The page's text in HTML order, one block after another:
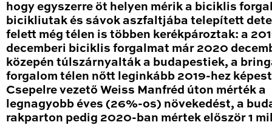
hogy egyszerre öt helyen mérik a biciklis
bicikliutak és sávok aszfaltjába telepített
felett még télen is többen kerékpároztak: a
decemberi biciklis forgalmat már 2020
közepén túlszárnyalták a budapestiek, a
forgalom télen nőtt leginkább 2019-hez
Csepelre vezető Weiss Manfréd úton mérték a
legnagyobb éves (26%-os) növekedést, a
rakparton pedig 2020-ban mértek először 1